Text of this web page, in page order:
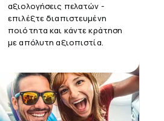
αξιολογήσεις πελατών -
επιλέξτε διαπιστευμένη
ποιότητα και κάντε κράτηση
με απόλυτη αξιοπιστία.